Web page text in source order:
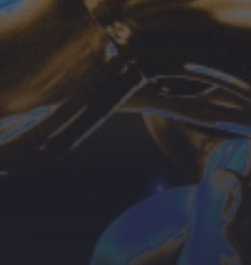
SITO WEB: